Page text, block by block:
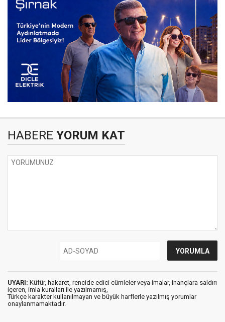
HABERE YORUM KAT
UYARI: Küfür, hakaret, rencide edici cümleler veya imalar, inançlara saldırı
içeren, imla kuralları ile yazılmamış,
Türkçe karakter kullanılmayan ve büyük harflerle yazılmış yorumlar
onaylanmamaktadır.